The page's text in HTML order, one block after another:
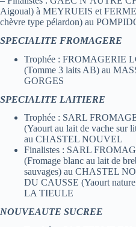
Aigoual) à MEYRUEIS et
chèvre type pélardon) au
SPECIALITE FROMAGERE
Trophée : FROMAGERIE
(Tomme 3 laits AB) au
GORGES
SPECIALITE LAITIERE
Trophée : SARL
(Yaourt au lait de vache sur
au CHASTEL NOUVEL
Finalistes : SARL
(Fromage blanc au lait de
sauvages) au CHASTEL
DU CAUSSE (Yaourt
LA TIEULE
NOUVEAUTE SUCREE